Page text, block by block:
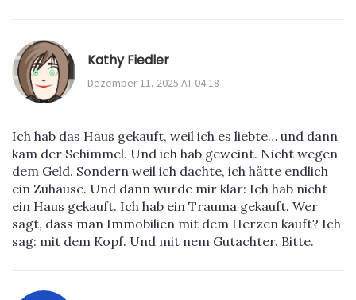
Kathy Fiedler
Dezember 11, 2025 AT 04:18
Ich hab das Haus gekauft, weil ich es liebte… und dann
kam der Schimmel. Und ich hab geweint. Nicht wegen
dem Geld. Sondern weil ich dachte, ich hätte endlich
ein Zuhause. Und dann wurde mir klar: Ich hab nicht
ein Haus gekauft. Ich hab ein Trauma gekauft. Wer
sagt, dass man Immobilien mit dem Herzen kauft? Ich
sag: mit dem Kopf. Und mit nem Gutachter. Bitte.